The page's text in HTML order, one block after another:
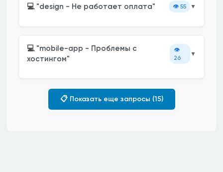
💻 "design - Не работает оплата" 👁️ 55 ▼
💻 "mobile-app - Проблемы с
хостингом"
👁️
26
▼
📋 Показать еще запросы (15)